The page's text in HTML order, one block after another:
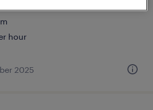
hour
2025